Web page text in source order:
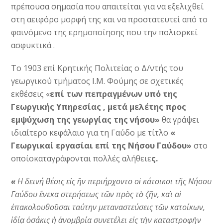
πρέπουσα σημασία που απαιτείται για να εξελιχθεί
στη αειφόρο μορφή της και να προστατευτεί από το
φαινόμενο της ερημοποίησης που την πολιορκεί
ασφυκτικά .
Το 1903 επί Κρητικής Πολιτείας ο Δ/ντής του
γεωργικού τμήματος Ι.Μ. Φούμης σε σχετικές
εκθέσεις «επί των πεπραγμένων υπό της
Γεωργικής Υπηρεσίας , μετά μελέτης προς
εμψύχωση της γεωργίας της νήσου» θα γράψει
ιδιαίτερο κεφάλαιο για τη Γαύδο με τίτλο «
Γεωργικαί εργασίαι επί της Νήσου Γαύδου»στο
οποίοκαταγράφονται πολλές αλήθειες.
«Η δεινή θέσις εἰς ἣν περιήρχοντο οἱ κάτοικοι τῆς Νήσου
Γαύδου ἕνεκα στερήσεως τῶν πρὸς τὸ ζῆν, καὶ αἱ
ἐπακολουθοῦσαι ταύτην μεταναστεύσεις τῶν κατοίκων,
ἰδίᾳ ὁσάκις ἡ ἀνομβρία συνετέλει εἰς τὴν καταστροφὴν